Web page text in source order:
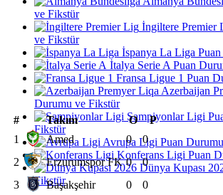
ve Fikstür
İngiltere Premier
ve Fikstür
İspanya La Liga
İtalya Serie A Puan
Fransa Ligue 1 Puan
Azerbaijan
Durumu ve Fikstür
Şampiyonlar Ligi
Fikstür
Avrupa Ligi Puan
Konferans Ligi Puan
Dünya Kupası
Fikstür
# Takım O
P
1
Amed 0
0
2
Erzurumspor FK 0
0
3
Başakşehir 0
0